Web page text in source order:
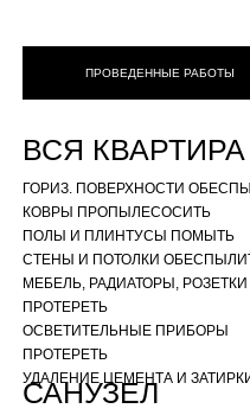
ГОРИЗ. ПОВЕРХНОСТИ
КОВРЫ ПРОПЫЛЕСОСИТЬ
ПОЛЫ И ПЛИНТУСЫ ПОМЫТЬ
СТЕНЫ И ПОТОЛКИ
МЕБЕЛЬ, РАДИАТОРЫ, РОЗЕТКИ
ПРОТЕРЕТЬ
ОСВЕТИТЕЛЬНЫЕ ПРИБОРЫ
ПРОТЕРЕТЬ
УДАЛЕНИЕ ЦЕМЕНТА И
ВСЯ КВАРТИРА
САНУЗЕЛ
ПРОВЕДЕННЫЕ РАБОТЫ